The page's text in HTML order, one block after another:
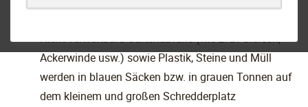
gesammelt und sollen dort verrotten.
Nicht verwertbare Gartenabfälle (wie z. B. Giersch,
Ackerwinde usw.) sowie Plastik, Steine und Müll
werden in blauen Säcken bzw. in grauen Tonnen auf
dem kleinem und großen Schredderplatz